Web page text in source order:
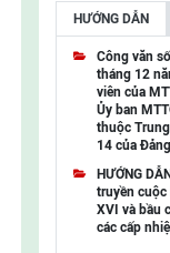
UBMTTQ
UBMTTQ
UBMTTQ
UBMTTQ
UBMTTQ
UBMTTQ
HƯỚNG DẪN
Công văn
tháng 12
viên của
Ủy ban
thuộc
14 của Đảng
HƯỚNG
truyền cuộc
XVI và bầu
các cấp